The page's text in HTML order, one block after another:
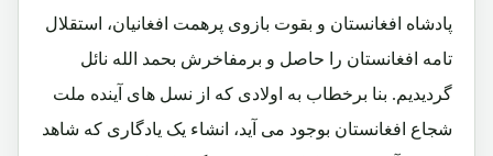
پادشاه افغانستان و بقوت بازوی پرهمت افغانیان، استقلال
تامه افغانستان را حاصل و برمفاخرش بحمد الله نائل
گردیدیم. بنا برخطاب به اولادی که از نسل های آینده ملت
شجاع افغانستان بوجود می آید، انشاء یک یادگاری که شاهد